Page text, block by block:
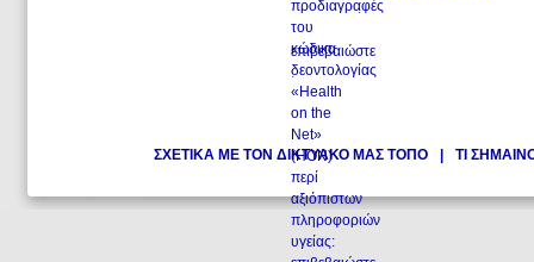
.
επιβεβαιώστε
.
ΣΧΕΤΙΚΑ ΜΕ ΤΟΝ ΔΙΚΤΥΑΚΟ ΜΑΣ ΤΟΠΟ ΤΙ